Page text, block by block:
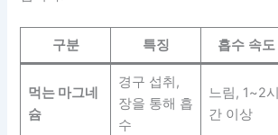
구분 특징 흡수 속도
먹는 마그네
슘
경구 섭취,
장을 통해 흡
수
느림, 1~2시
간 이상